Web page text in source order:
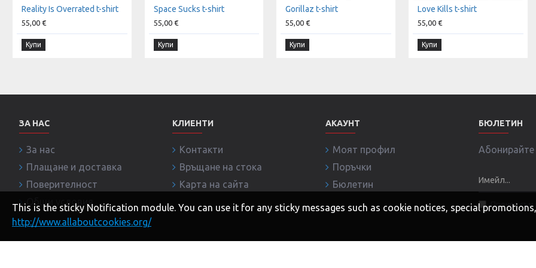
Reality Is Overrated t-shirt
55,00 €
Купи
Space Sucks t-shirt
55,00 €
Купи
Gorillaz t-shirt
55,00 €
Купи
Love Kills t-shirt
55,00 €
Купи
ЗА НАС
За нас
Плащане и доставка
Поверителност
Общи условия
КЛИЕНТИ
Контакти
Връщане на стока
Карта на сайта
АКАУНТ
Моят профил
Поръчки
Бюлетин
БЮЛЕТИН
Абонирайте
Прочел съм
This is the sticky Notification module. You can use it for any sticky messages such as cookie notices, special
http://www.allaboutcookies.org/